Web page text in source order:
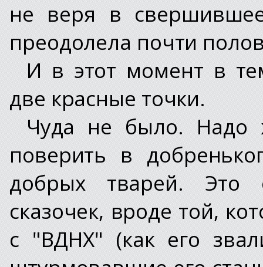
не веря в
преодолела почти
И в этот момент в
две красные точки.
Чуда не было. Надо
поверить в
добрых тварей. Это
сказочек, вроде той,
с "ВДНХ" (как его